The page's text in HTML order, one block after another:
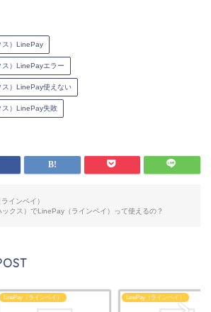
ス）LinePay
）LinePayエラー
）LinePay使えない
）LinePay失敗
インペイ）
クス）でLinePay（ラインペイ）って使えるの？
LinePay（ラインペイ） LinePay（ラインペイ）